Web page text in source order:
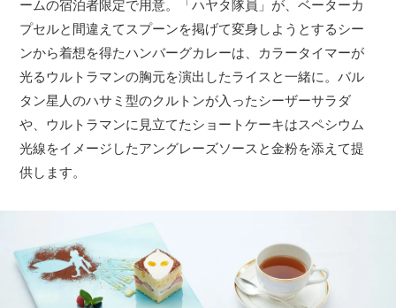
ームの宿泊者限定で用意。「ハヤタ隊員」が、ベーターカ
プセルと間違えてスプーンを掲げて変身しようとするシー
ンから着想を得たハンバーグカレーは、カラータイマーが
光るウルトラマンの胸元を演出したライスと一緒に。バル
タン星人のハサミ型のクルトンが入ったシーザーサラダ
や、ウルトラマンに見立てたショートケーキはスペシウム
光線をイメージしたアングレーズソースと金粉を添えて提
供します。